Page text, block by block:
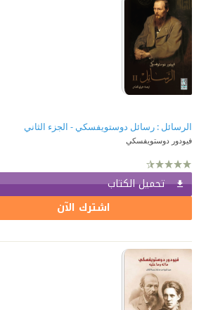
الرسائل : رسائل دوستويفسكي - الجزء الثاني
فيودور دوستويفسكي
تحميل الكتاب
اشترك الآن